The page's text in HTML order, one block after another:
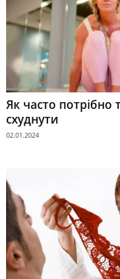
Як часто потрібно
схуднути
02.01.2024